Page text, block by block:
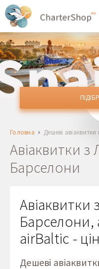
Звідки
BCN, GRO
Відправлення
1 + 0 + 0
Головна Дешеві
Авіаквитки з
Барселони
Авіаквитки
Барселони,
airBaltic -
Дешеві